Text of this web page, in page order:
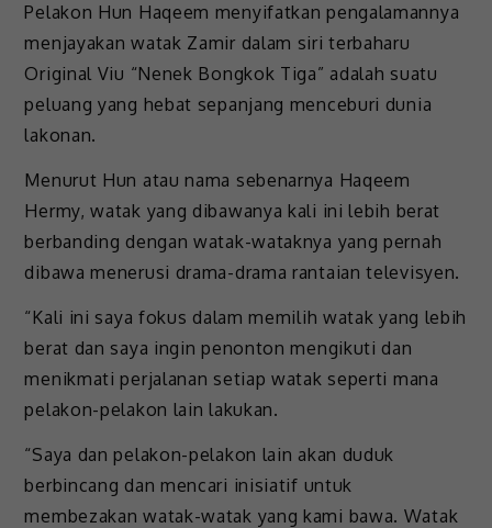
Pelakon Hun Haqeem menyifatkan pengalamannya
menjayakan watak Zamir dalam siri terbaharu
Original Viu “Nenek Bongkok Tiga” adalah suatu
peluang yang hebat sepanjang menceburi dunia
lakonan.
Menurut Hun atau nama sebenarnya Haqeem
Hermy, watak yang dibawanya kali ini lebih berat
berbanding dengan watak-wataknya yang pernah
dibawa menerusi drama-drama rantaian televisyen.
“Kali ini saya fokus dalam memilih watak yang lebih
berat dan saya ingin penonton mengikuti dan
menikmati perjalanan setiap watak seperti mana
pelakon-pelakon lain lakukan.
“Saya dan pelakon-pelakon lain akan duduk
berbincang dan mencari inisiatif untuk
membezakan watak-watak yang kami bawa. Watak